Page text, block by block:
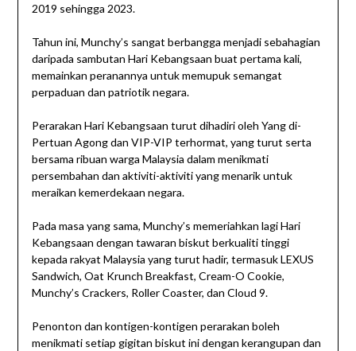
2019 sehingga 2023.
Tahun ini, Munchy’s sangat berbangga menjadi sebahagian
daripada sambutan Hari Kebangsaan buat pertama kali,
memainkan peranannya untuk memupuk semangat
perpaduan dan patriotik negara.
Perarakan Hari Kebangsaan turut dihadiri oleh Yang di-
Pertuan Agong dan VIP-VIP terhormat, yang turut serta
bersama ribuan warga Malaysia dalam menikmati
persembahan dan aktiviti-aktiviti yang menarik untuk
meraikan kemerdekaan negara.
Pada masa yang sama, Munchy’s memeriahkan lagi Hari
Kebangsaan dengan tawaran biskut berkualiti tinggi
kepada rakyat Malaysia yang turut hadir, termasuk LEXUS
Sandwich, Oat Krunch Breakfast, Cream-O Cookie,
Munchy’s Crackers, Roller Coaster, dan Cloud 9.
Penonton dan kontigen-kontigen perarakan boleh
menikmati setiap gigitan biskut ini dengan kerangupan dan